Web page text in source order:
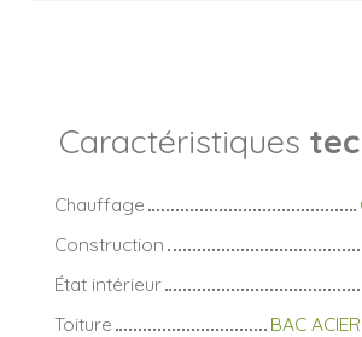
Caractéristiques
Chauffage
Construction
État intérieur
Toiture
BAC